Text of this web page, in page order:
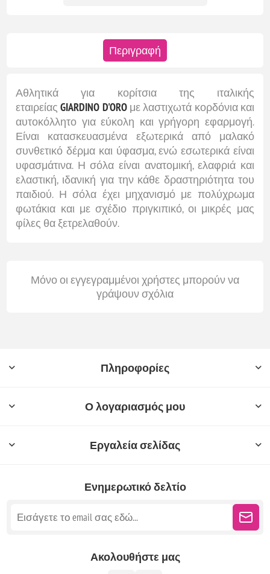
Περιγραφή
Αθλητικά για κορίτσια της ιταλικής
εταιρείαςGIARDINO D'OROμε λαστιχωτά κορδόνια και
αυτοκόλλητο για εύκολη και γρήγορη εφαρμογή.
Είναι κατασκευασμένα εξωτερικά από μαλακό
συνθετικό δέρμα και ύφασμα, ενώ εσωτερικά είναι
υφασμάτινα. Η σόλα είναι ανατομική, ελαφριά και
ελαστική, ιδανική για την κάθε δραστηριότητα του
παιδιού. Η σόλα έχει μηχανισμό με πολύχρωμα
φωτάκια και με σχέδιο πριγκιπικό, οι μικρές μας
φίλες θα ξετρελαθούν.
Μόνο οι εγγεγραμμένοι χρήστες μπορούν να
γράψουν σχόλια
Πληροφορίες
Ο λογαριασμός μου
Εργαλεία σελίδας
Ενημερωτικό δελτίο
Ακολουθήστε μας